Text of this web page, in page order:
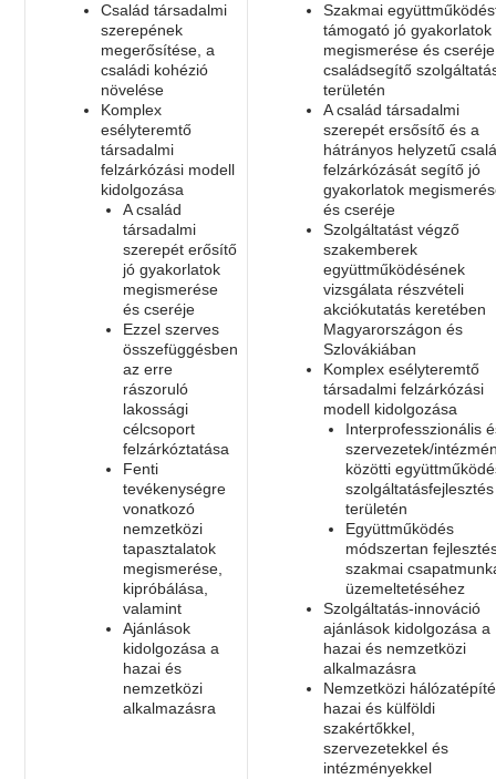
Család társadalmi
szerepének
megerősítése, a
családi kohézió
növelése
Komplex
esélyteremtő
társadalmi
felzárkózási modell
kidolgozása
A család
társadalmi
szerepét erősítő
jó gyakorlatok
megismerése
és cseréje
Ezzel szerves
összefüggésben
az erre
rászoruló
lakossági
célcsoport
felzárkóztatása
Fenti
tevékenységre
vonatkozó
nemzetközi
tapasztalatok
megismerése,
kipróbálása,
valamint
Ajánlások
kidolgozása a
hazai és
nemzetközi
alkalmazásra
Szakmai
támogató jó gyakorlatok
megismerése és
családsegítő
területén
A család társadalmi
szerepét ersősítő és a
hátrányos helyzetű
felzárkózását segítő jó
gyakorlatok
és cseréje
Szolgáltatást végző
szakemberek
együttműködésének
vizsgálata részvételi
akciókutatás keretében
Magyarországon és
Szlovákiában
Komplex esélyteremtő
társadalmi felzárkózási
modell kidolgozása
Interprofesszionális
szervezetek/
közötti
szolgáltatásfejlesztés
területén
Együttműködés
módszertan
szakmai
üzemeltetéséhez
Szolgáltatás-innováció
ajánlások kidolgozása a
hazai és nemzetközi
alkalmazásra
Nemzetközi
hazai és külföldi
szakértőkkel,
szervezetekkel és
intézményekkel